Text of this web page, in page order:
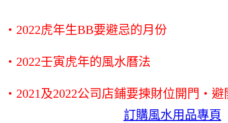
‧2022虎年生BB要避忌的月份
‧2022壬寅虎年的風水曆法
‧2021及2022公司店鋪要揀財位開門‧避
訂購風水用品專頁